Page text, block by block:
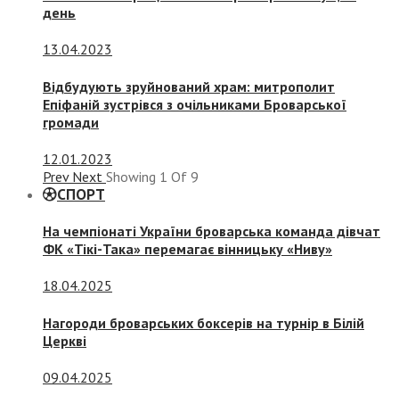
день
13.04.2023
Відбудують зруйнований храм: митрополит
Епіфаній зустрівся з очільниками Броварської
громади
12.01.2023
Prev Next Showing 1 Of 9
СПОРТ
На чемпіонаті України броварська команда дівчат
ФК «Тікі-Така» перемагає вінницьку «Ниву»
18.04.2025
Нагороди броварських боксерів на турнір в Білій
Церкві
09.04.2025